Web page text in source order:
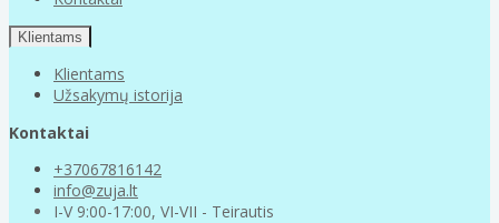
Klientams
Klientams
Užsakymų istorija
Kontaktai
+37067816142
info@zuja.lt
I-V 9:00-17:00, VI-VII - Teirautis